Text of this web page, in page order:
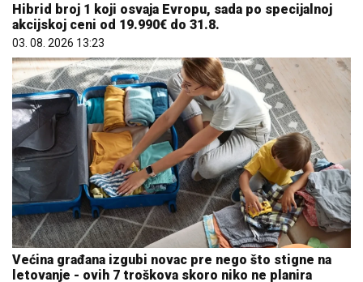
Hibrid broj 1 koji osvaja Evropu, sada po specijalnoj
akcijskoj ceni od 19.990€ do 31.8.
03. 08. 2026 13:23
Većina građana izgubi novac pre nego što stigne na
letovanje - ovih 7 troškova skoro niko ne planira